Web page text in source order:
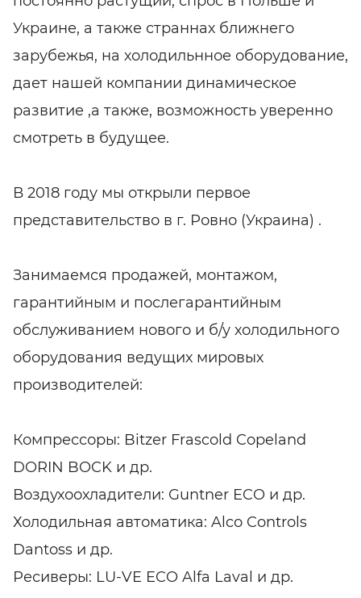
Украине, а также страннах ближнего
зарубежья, на холодильнное оборудование,
дает нашей компании динамическое
развитие ,а также, возможность уверенно
смотреть в будущее.
В 2018 году мы открыли первое
представительство в г. Ровно (Украина) .
Занимаемся продажей, монтажом,
гарантийным и послегарантийным
обслуживанием нового и б/у холодильного
оборудования ведущих мировых
производителей:
Компрессоры: Bitzer Frascold Copeland
DORIN BOCK и др.
Воздухоохладители: Guntner ECO и др.
Холодильная автоматика: Alco Controls
Dantoss и др.
Ресиверы: LU-VE ECO Alfa Laval и др.